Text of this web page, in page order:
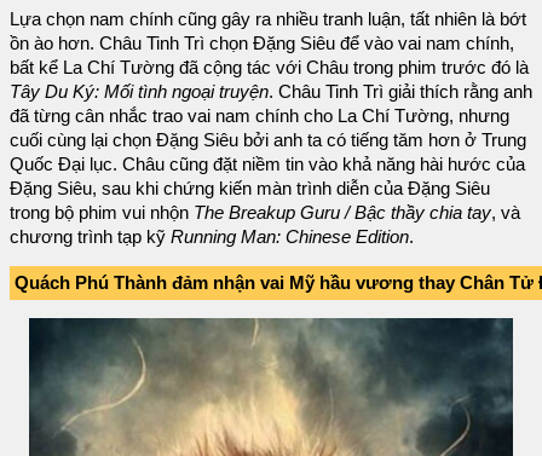
Lựa chọn nam chính cũng gây ra nhiều tranh luận, tất nhiên là bớt
ồn ào hơn. Châu Tinh Trì chọn Đặng Siêu để vào vai nam chính,
bất kể La Chí Tường đã cộng tác với Châu trong phim trước đó là
Tây Du Ký: Mối tình ngoại truyện. Châu Tinh Trì giải thích rằng anh
đã từng cân nhắc trao vai nam chính cho La Chí Tường, nhưng
cuối cùng lại chọn Đặng Siêu bởi anh ta có tiếng tăm hơn ở Trung
Quốc Đại lục. Châu cũng đặt niềm tin vào khả năng hài hước của
Đặng Siêu, sau khi chứng kiến màn trình diễn của Đặng Siêu
trong bộ phim vui nhộn The Breakup Guru / Bậc thầy chia tay, và
chương trình tạp kỹ Running Man: Chinese Edition.
Quách Phú Thành đảm nhận vai Mỹ hầu vương thay Chân Tử